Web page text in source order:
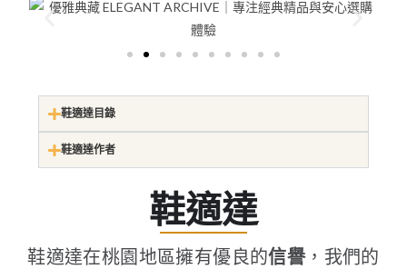
鞋適達目錄
鞋適達作者
鞋適達
鞋適達在桃園地區擁有優良的信譽，我們的